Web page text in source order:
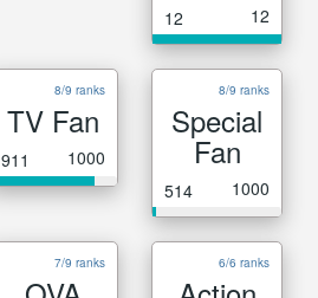
12 12
8/9 ranks
TV Fan
911 1000
8/9 ranks
Special
Fan
514 1000
7/9 ranks 6/6 ranks